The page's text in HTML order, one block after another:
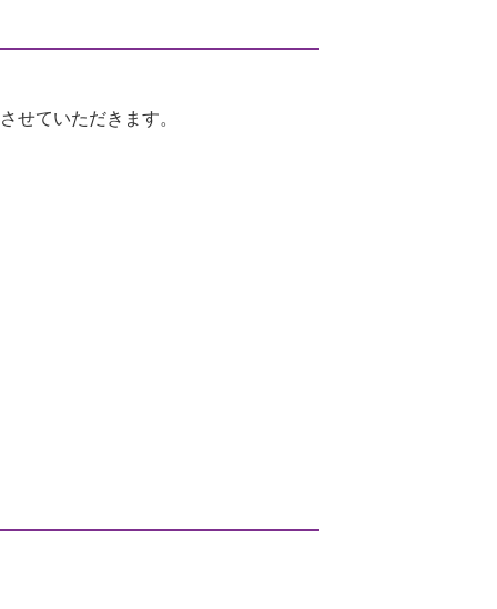
せていただきます。